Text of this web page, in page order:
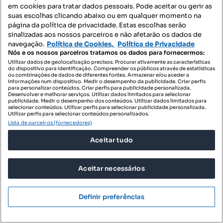
Rua do Pinheiro Manso, Pinheiro Manso, Ramalde, Porto, Porto
Preço por metro quadrado
74 m²
NOVA PRESTIGE
Profissional
em cookies para tratar dados pessoais. Pode aceitar ou gerir as
suas escolhas clicando abaixo ou em qualquer momento na
página da política de privacidade. Estas escolhas serão
sinalizadas aos nossos parceiros e não afetarão os dados de
navegação. Política de Cookies, Política de Privacidade
Nós e os nossos parceiros tratamos os dados para fornecermos:
Utilizar dados de geolocalização precisos. Procurar ativamente as características
do dispositivo para identificação. Compreender os públicos através de estatísticas
ou combinações de dados de diferentes fontes. Armazenar e/ou aceder a
informações num dispositivo. Medir o desempenho da publicidade. Criar perfis
para personalizar conteúdos. Criar perfis para publicidade personalizada.
Desenvolver e melhorar serviços. Utilizar dados limitados para selecionar
publicidade. Medir o desempenho dos conteúdos. Utilizar dados limitados para
selecionar conteúdos. Utilizar perfis para selecionar publicidade personalizada.
Utilizar perfis para selecionar conteúdos personalizados.
Lista de parceiros (fornecedores)
Aceitar tudo
Aceitar necessários
Definir preferências